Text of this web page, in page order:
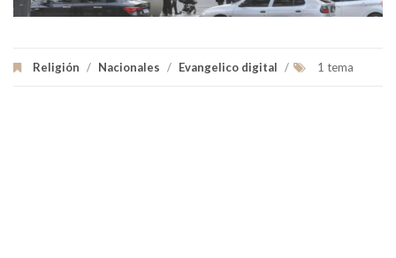
Religión / Nacionales / Evangelico digital / 1 tema